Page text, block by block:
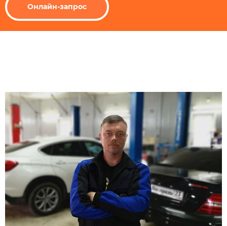
Онлайн-запрос